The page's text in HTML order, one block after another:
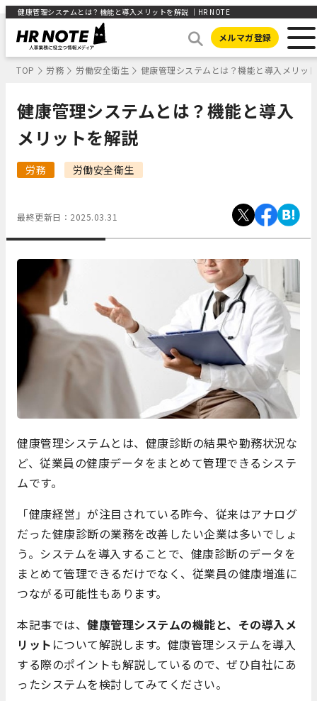
健康管理システムとは？機能と導入メリットを解説 ｜HR NOTE
メルマガ登録
TOP 労務 労働安全衛生 健康管理システムとは？機能と導入メリッ
健康管理システムとは？機能と導入
メリットを解説
労務 労働安全衛生
最終更新日： 2025.03.31
健康管理システムとは、健康診断の結果や勤務状況な
ど、従業員の健康データをまとめて管理できるシステ
ムです。
「健康経営」が注目されている昨今、従来はアナログ
だった健康診断の業務を改善したい企業は多いでしょ
う。システムを導入することで、健康診断のデータを
まとめて管理できるだけでなく、従業員の健康増進に
つながる可能性もあります。
本記事では、 健康管理システムの機能と、その導入メ
リット について解説します。健康管理システムを導入
する際のポイントも解説しているので、ぜひ自社にあ
ったシステムを検討してみてください。